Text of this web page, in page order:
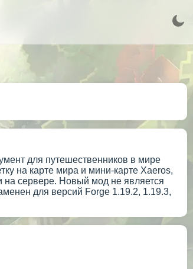
для путешественников в мире
на карте мира и мини-карте Xaeros,
на сервере. Новый мод не является
для версий Forge 1.19.2, 1.19.3,